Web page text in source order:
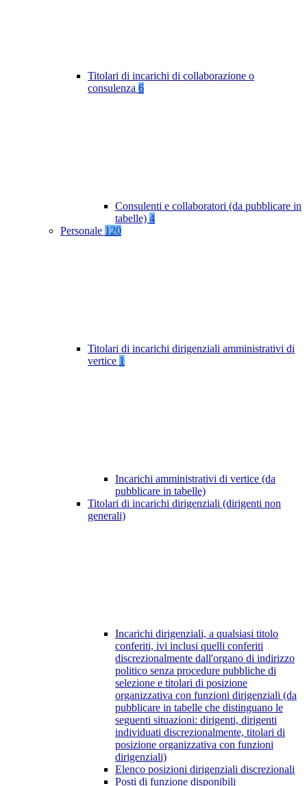
Titolari di incarichi di collaborazione o
consulenza 6
Consulenti e collaboratori (da pubblicare in
tabelle) 4
Personale 120
Titolari di incarichi dirigenziali amministrativi di
vertice 1
Incarichi amministrativi di vertice (da
pubblicare in tabelle)
Titolari di incarichi dirigenziali (dirigenti non
generali)
Incarichi dirigenziali, a qualsiasi titolo
conferiti, ivi inclusi quelli conferiti
discrezionalmente dall'organo di indirizzo
politico senza procedure pubbliche di
selezione e titolari di posizione
organizzativa con funzioni dirigenziali (da
pubblicare in tabelle che distinguano le
seguenti situazioni: dirigenti, dirigenti
individuati discrezionalmente, titolari di
posizione organizzativa con funzioni
dirigenziali)
Elenco posizioni dirigenziali discrezionali
Posti di funzione disponibili